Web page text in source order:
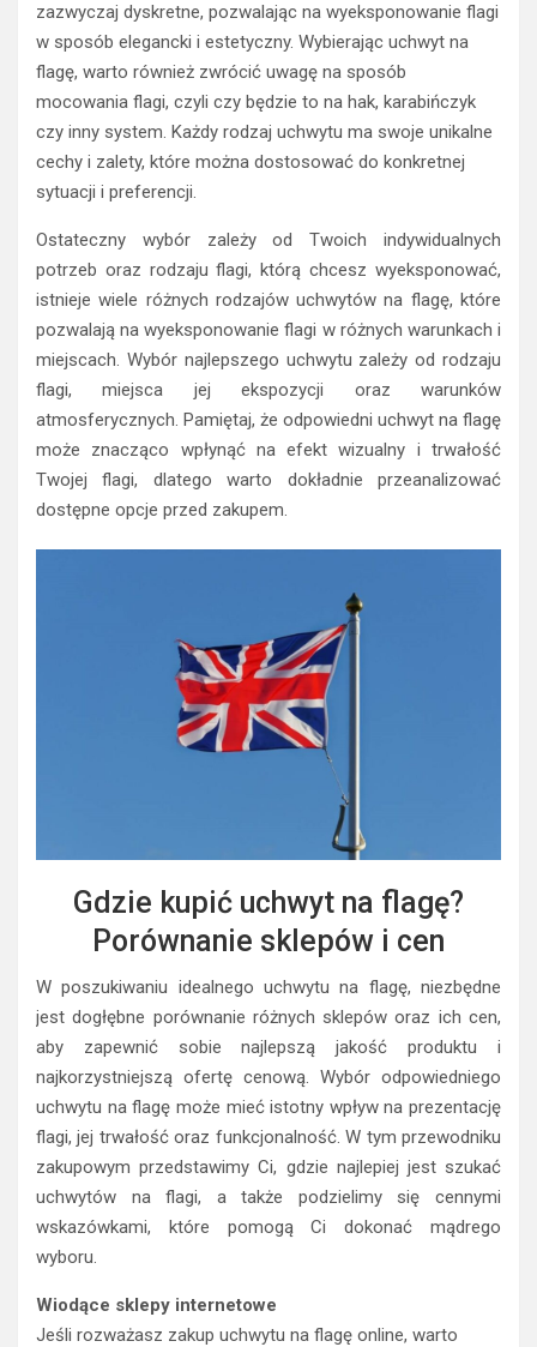
zazwyczaj dyskretne, pozwalając na wyeksponowanie flagi
w sposób elegancki i estetyczny. Wybierając uchwyt na
flagę, warto również zwrócić uwagę na sposób
mocowania flagi, czyli czy będzie to na hak, karabińczyk
czy inny system. Każdy rodzaj uchwytu ma swoje unikalne
cechy i zalety, które można dostosować do konkretnej
sytuacji i preferencji.
Ostateczny wybór zależy od Twoich indywidualnych
potrzeb oraz rodzaju flagi, którą chcesz wyeksponować,
istnieje wiele różnych rodzajów uchwytów na flagę, które
pozwalają na wyeksponowanie flagi w różnych warunkach i
miejscach. Wybór najlepszego uchwytu zależy od rodzaju
flagi, miejsca jej ekspozycji oraz warunków
atmosferycznych. Pamiętaj, że odpowiedni uchwyt na flagę
może znacząco wpłynąć na efekt wizualny i trwałość
Twojej flagi, dlatego warto dokładnie przeanalizować
dostępne opcje przed zakupem.
Gdzie kupić uchwyt na flagę?
Porównanie sklepów i cen
W poszukiwaniu idealnego uchwytu na flagę, niezbędne
jest dogłębne porównanie różnych sklepów oraz ich cen,
aby zapewnić sobie najlepszą jakość produktu i
najkorzystniejszą ofertę cenową. Wybór odpowiedniego
uchwytu na flagę może mieć istotny wpływ na prezentację
flagi, jej trwałość oraz funkcjonalność. W tym przewodniku
zakupowym przedstawimy Ci, gdzie najlepiej jest szukać
uchwytów na flagi, a także podzielimy się cennymi
wskazówkami, które pomogą Ci dokonać mądrego
wyboru.
Wiodące sklepy internetowe
Jeśli rozważasz zakup uchwytu na flagę online, warto